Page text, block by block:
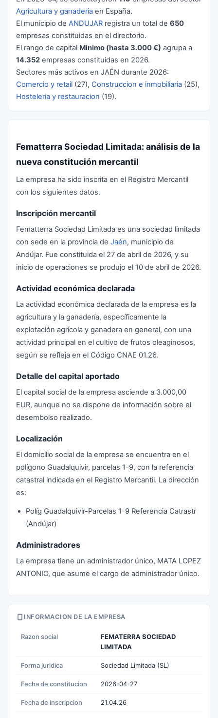
Agricultura y ganaderia en España.
El municipio de ANDUJAR registra un total de 650
empresas constituidas en el directorio.
El rango de capital Minimo (hasta 3.000 €) agrupa a
14.352 empresas constituidas en 2026.
Sectores más activos en JAÉN durante 2026:
Comercio y retail (27), Construccion e inmobiliaria (25),
Hosteleria y restauracion (19).
Fematterra Sociedad Limitada: análisis de la
nueva constitución mercantil
La empresa ha sido inscrita en el Registro Mercantil
con los siguientes datos.
Inscripción mercantil
Fematterra Sociedad Limitada es una sociedad limitada
con sede en la provincia de Jaén, municipio de
Andújar. Fue constituida el 27 de abril de 2026, y su
inicio de operaciones se produjo el 10 de abril de 2026.
Actividad económica declarada
La actividad económica declarada de la empresa es la
agricultura y la ganadería, específicamente la
explotación agrícola y ganadera en general, con una
actividad principal en el cultivo de frutos oleaginosos,
según se refleja en el Código CNAE 01.26.
Detalle del capital aportado
El capital social de la empresa asciende a 3.000,00
EUR, aunque no se dispone de información sobre el
desembolso realizado.
Localización
El domicilio social de la empresa se encuentra en el
polígono Guadalquivir, parcelas 1-9, con la referencia
catastral indicada en el Registro Mercantil. La dirección
es:
Políg Guadalquivir-Parcelas 1-9 Referencia Catrastr
(Andújar)
Administradores
La empresa tiene un administrador único, MATA LOPEZ
ANTONIO, que asume el cargo de administrador único.
INFORMACION DE LA EMPRESA
Razon social
FEMATERRA SOCIEDAD
LIMITADA
Forma juridica Sociedad Limitada (SL)
Fecha de constitucion 2026-04-27
Fecha de inscripcion 21.04.26